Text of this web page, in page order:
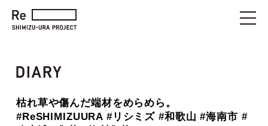
枯れ草や傷んだ端材をめらめら。
#ReSHIMIZUURA #リシミズ #和歌山 #海南市 #